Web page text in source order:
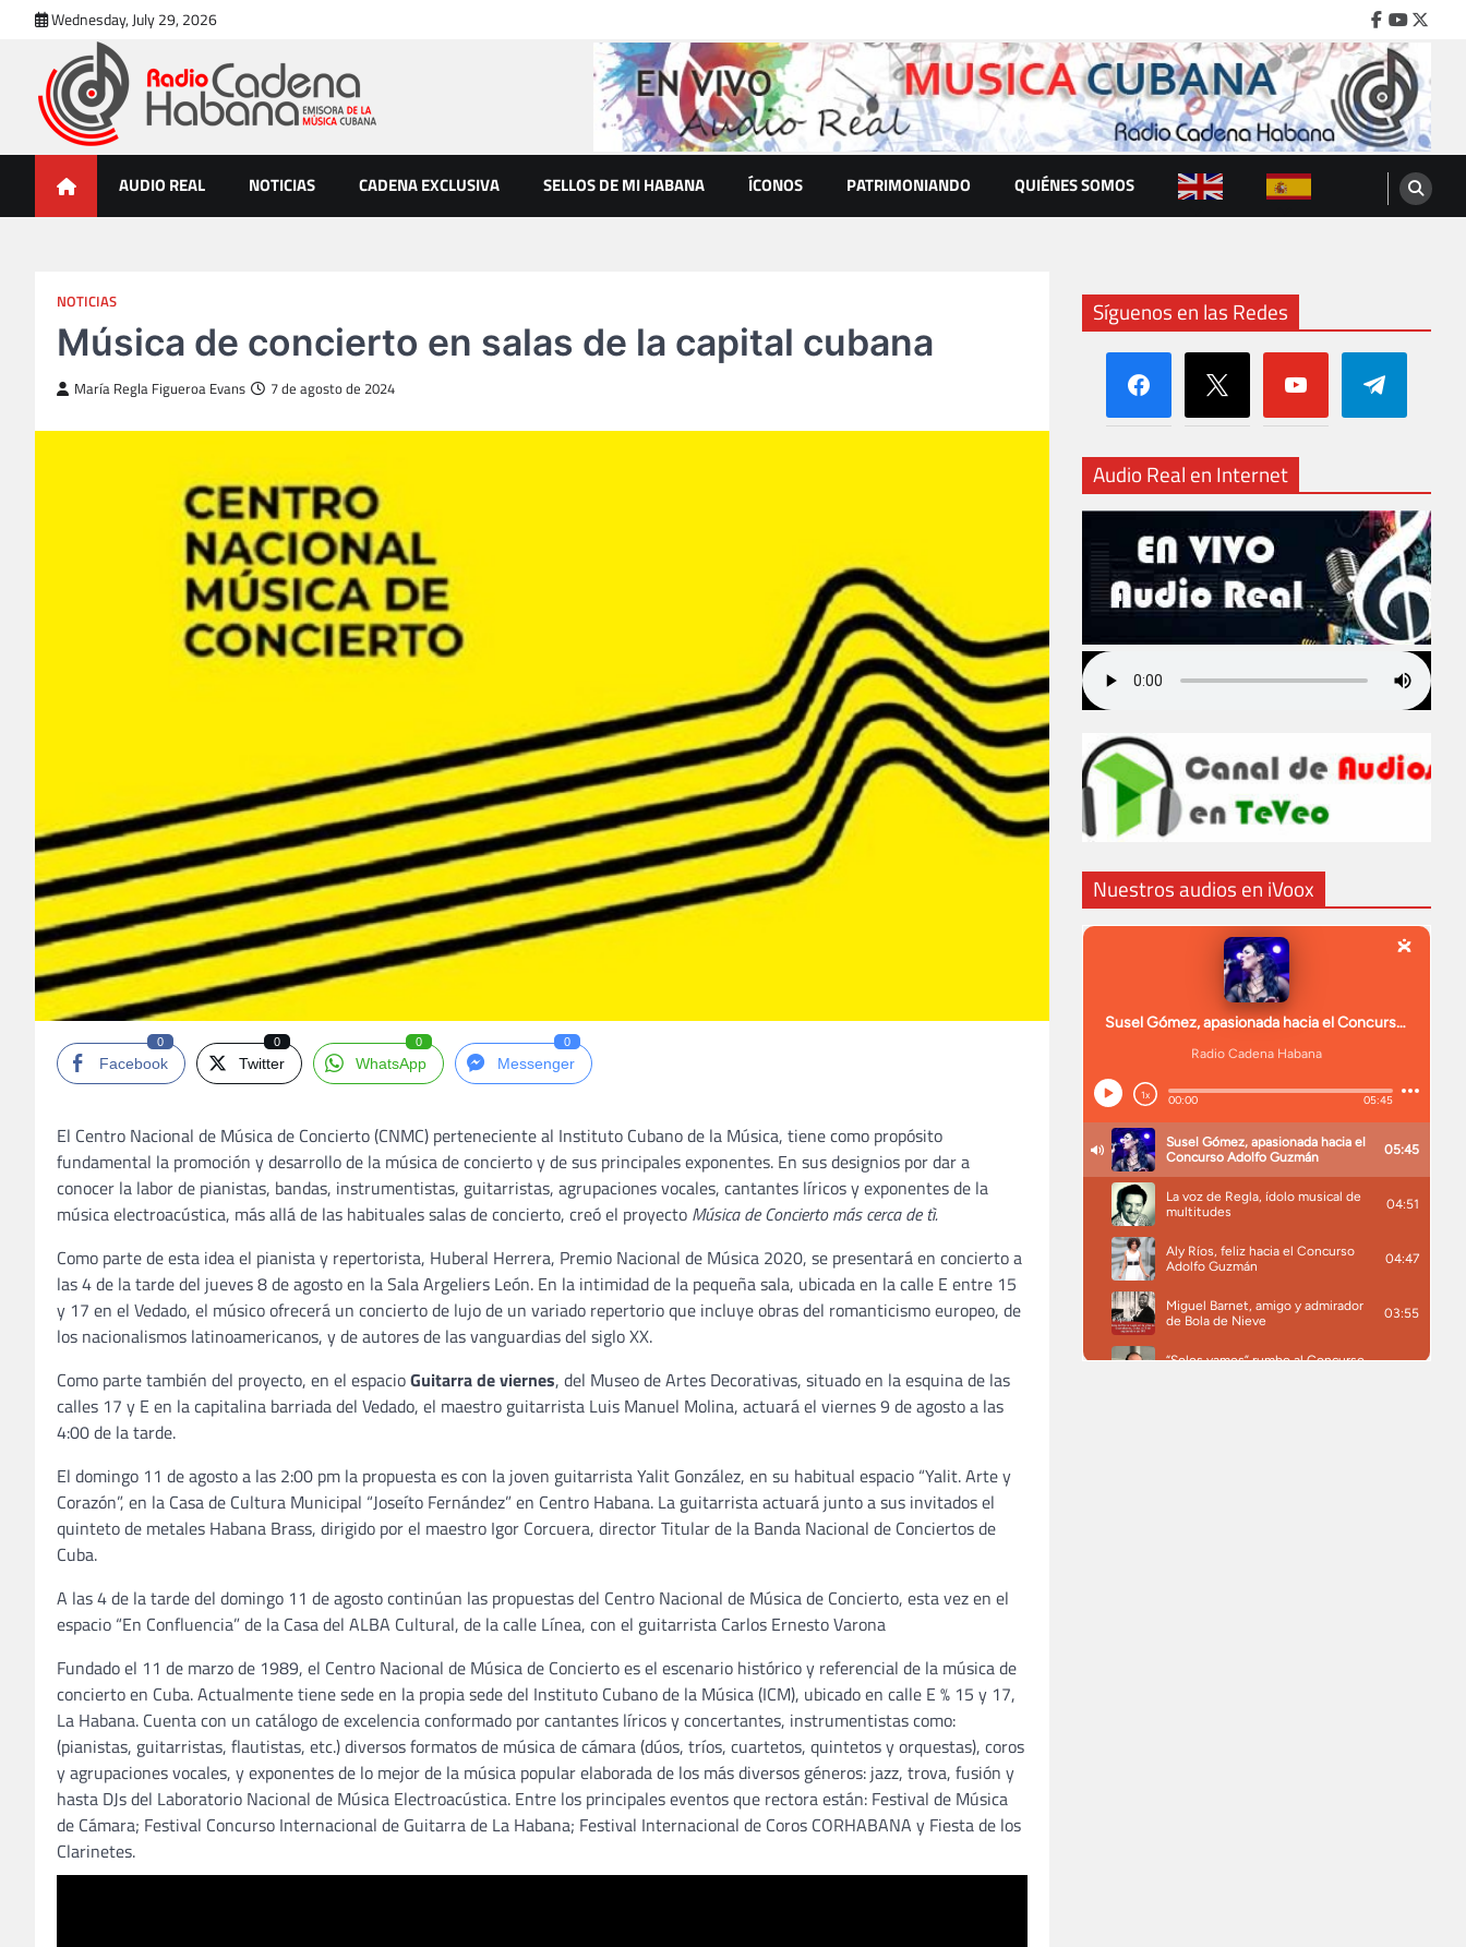
content
Wednesday, July 29, 2026 Facebook
Youtube
Radio Cadena Habana
AUDIO REAL NOTICIAS CADENA EXCLUSIVA SELLOS DE MI HABANA ÍCONOS PATRIMONIANDO QUIÉNES SOMOS
NOTICIAS
Música de concierto en salas de la capital cubana
María Regla Figueroa Evans 7 de agosto de 2024
Facebook
0
Twitter
0
WhatsApp
0
Messenger
0
El Centro Nacional de Música de Concierto (CNMC) perteneciente al Instituto Cubano de la Música, tiene como propósito
fundamental la promoción y desarrollo de la música de concierto y de sus principales exponentes. En sus designios por dar a
conocer la labor de pianistas, bandas, instrumentistas, guitarristas, agrupaciones vocales, cantantes líricos y exponentes de la
música electroacústica, más allá de las habituales salas de concierto, creó el proyecto Música de Concierto más cerca de tì.
Como parte de esta idea el pianista y repertorista, Huberal Herrera, Premio Nacional de Música 2020, se presentará en concierto a
las 4 de la tarde del jueves 8 de agosto en la Sala Argeliers León. En la intimidad de la pequeña sala, ubicada en la calle E entre 15
y 17 en el Vedado, el músico ofrecerá un concierto de lujo de un variado repertorio que incluye obras del romanticismo europeo, de
los nacionalismos latinoamericanos, y de autores de las vanguardias del siglo XX.
Como parte también del proyecto, en el espacioGuitarra de viernes, del Museo de Artes Decorativas, situado en la esquina de las
calles 17 y E en la capitalina barriada del Vedado, el maestro guitarrista Luis Manuel Molina, actuará el viernes 9 de agosto a las
4:00 de la tarde.
El domingo 11 de agosto a las 2:00 pm la propuesta es con la joven guitarrista Yalit González, en su habitual espacio “Yalit. Arte y
Corazón”, en la Casa de Cultura Municipal “Joseíto Fernández” en Centro Habana. La guitarrista actuará junto a sus invitados el
quinteto de metales Habana Brass, dirigido por el maestro Igor Corcuera, director Titular de la Banda Nacional de Conciertos de
Cuba.
A las 4 de la tarde del domingo 11 de agosto continúan las propuestas del Centro Nacional de Música de Concierto, esta vez en el
espacio “En Confluencia” de la Casa del ALBA Cultural, de la calle Línea, con el guitarrista Carlos Ernesto Varona
Fundado el 11 de marzo de 1989, el Centro Nacional de Música de Concierto es el escenario histórico y referencial de la música de
concierto en Cuba. Actualmente tiene sede en la propia sede del Instituto Cubano de la Música (ICM), ubicado en calle E % 15 y 17,
La Habana. Cuenta con un catálogo de excelencia conformado por cantantes líricos y concertantes, instrumentistas como:
(pianistas, guitarristas, flautistas, etc.) diversos formatos de música de cámara (dúos, tríos, cuartetos, quintetos y orquestas), coros
y agrupaciones vocales, y exponentes de lo mejor de la música popular elaborada de los más diversos géneros: jazz, trova, fusión y
hasta DJs del Laboratorio Nacional de Música Electroacústica. Entre los principales eventos que rectora están: Festival de Música
de Cámara; Festival Concurso Internacional de Guitarra de La Habana; Festival Internacional de Coros CORHABANA y Fiesta de los
Clarinetes.
Síguenos en las Redes
facebook x youtube telegram
Audio Real en Internet
Nuestros audios en iVoox